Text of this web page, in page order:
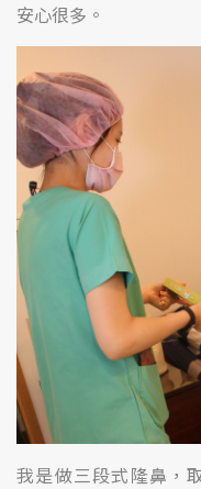
安心很多。
我是做三段式隆鼻，